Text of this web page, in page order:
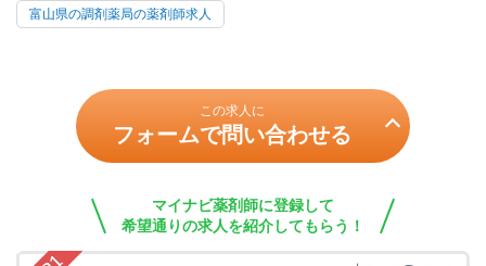
富山県の調剤薬局の薬剤師求人
この求人に
フォームで問い合わせる
マイナビ薬剤師に登録して
希望通りの求人を紹介してもらう！